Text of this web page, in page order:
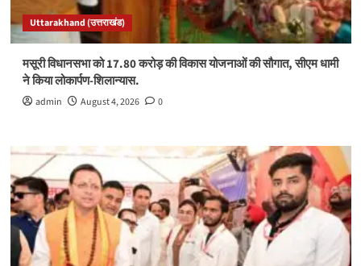
Uttarakhand (उत्तराखंड)
मसूरी विधानसभा को 17.80 करोड़ की विकास योजनाओं की सौगात, सीएम धामी
ने किया लोकार्पण-शिलान्यास.
admin August 4, 2026 0